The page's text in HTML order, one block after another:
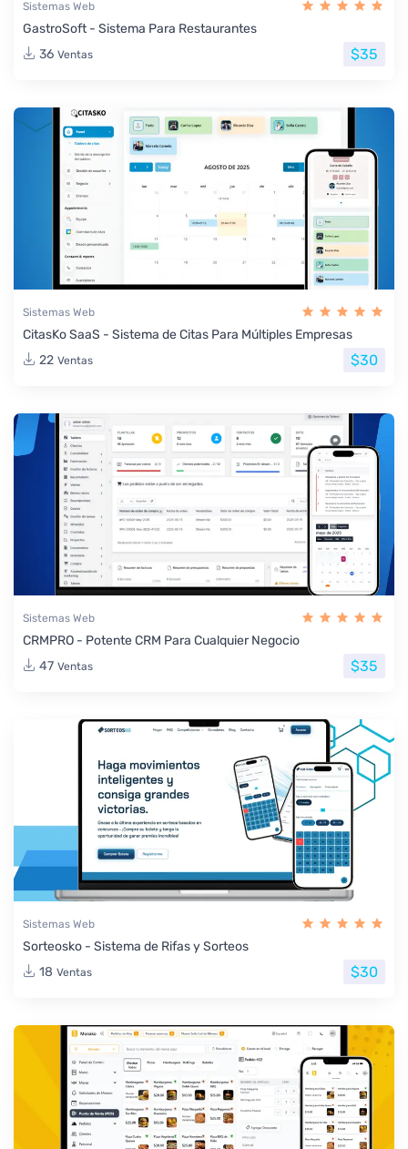
Sistemas Web
GastroSoft - Sistema Para Restaurantes
36 Ventas $35
Sistemas Web
CitasKo SaaS - Sistema de Citas Para Múltiples Empresas
22 Ventas $30
Sistemas Web
CRMPRO - Potente CRM Para Cualquier Negocio
47 Ventas $35
Sistemas Web
Sorteosko - Sistema de Rifas y Sorteos
18 Ventas $30